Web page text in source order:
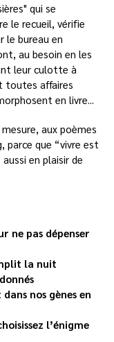
qui se
le recueil, vérifie
le bureau en
au besoin en les
leur culotte à
toutes affaires
en livre...
aux poèmes
parce que “vivre est
en plaisir de
ne pas dépenser
la nuit
dans nos gènes en
l’énigme